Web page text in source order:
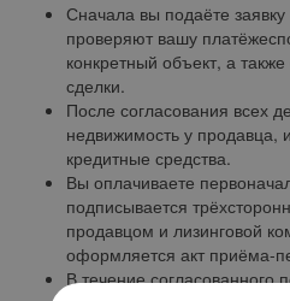
Сначала вы подаёте
проверяют вашу
конкретный объект, а
сделки.
После согласования всех
недвижимость у продавца,
кредитные средства.
Вы оплачиваете
подписывается
продавцом и лизинговой
оформляется акт приёма-
В течение согласованного